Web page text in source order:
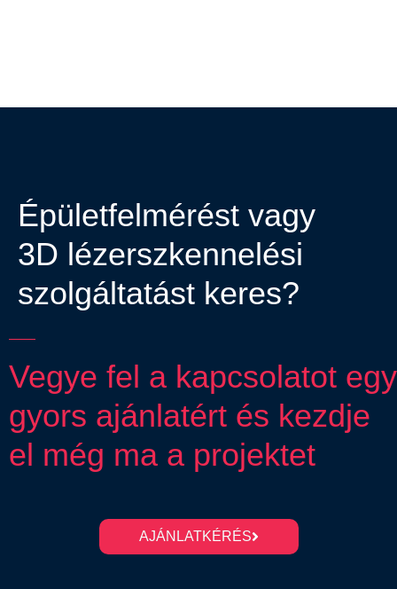
Épületfelmérést vagy
3D lézerszkennelési
szolgáltatást keres?
Vegye fel a kapcsolatot egy
gyors ajánlatért és kezdje
el még ma a projektet
AJÁNLATKÉRÉS